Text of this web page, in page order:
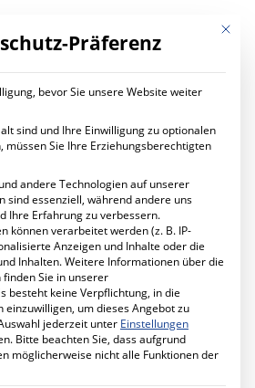
im Unternehmen
für Ihr Unternehmen
MID-Digitale Sicherheit
gestalten
im Gebäude
Mit
Präferenz
bevor Sie unsere Website weiter
sind und Ihre Einwilligung zu optionalen
müssen Sie Ihre Erziehungsberechtigten
andere Technologien auf unserer
sind essenziell, während andere uns
Ihre Erfahrung zu verbessern.
können verarbeitet werden (z. B. IP-
Anzeigen und Inhalte oder die
Inhalten.Weitere Informationen über die
Sie in unserer
besteht keine Verpflichtung, in die
um dieses Angebot zu
jederzeit unter Einstellungen
Bitte beachten Sie, dass aufgrund
möglicherweise nicht alle Funktionen der